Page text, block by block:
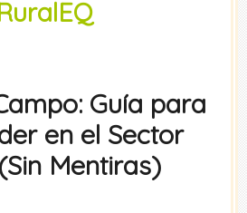
Guía para
en el Sector
Mentiras)